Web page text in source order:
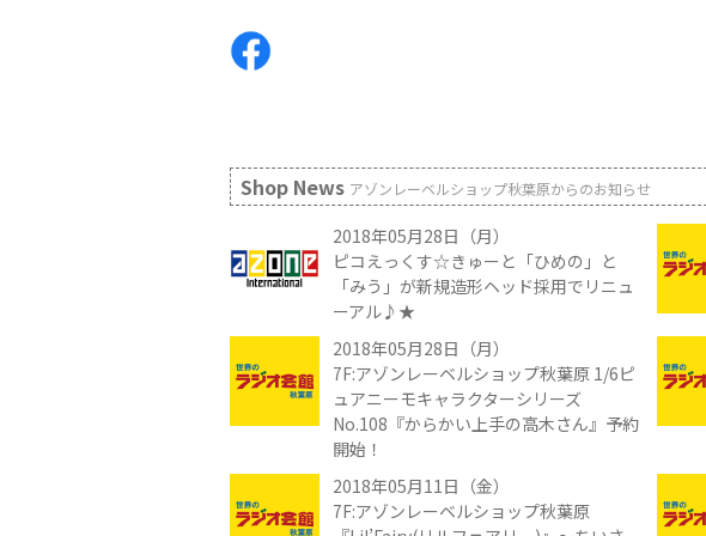
Shop News アゾンレーベルショップ秋葉原からのお知らせ
2018年05月28日（月）
ピコえっくす☆きゅーと「ひめの」と
「みう」が新規造形ヘッド採用でリニュ
ーアル♪★
2018年05月28日（月）
7F:アゾンレーベルショップ秋葉原 1/6ピ
ュアニーモキャラクターシリーズ
No.108『からかい上手の高木さん』予約
開始！
2018年05月11日（金）
7F:アゾンレーベルショップ秋葉原